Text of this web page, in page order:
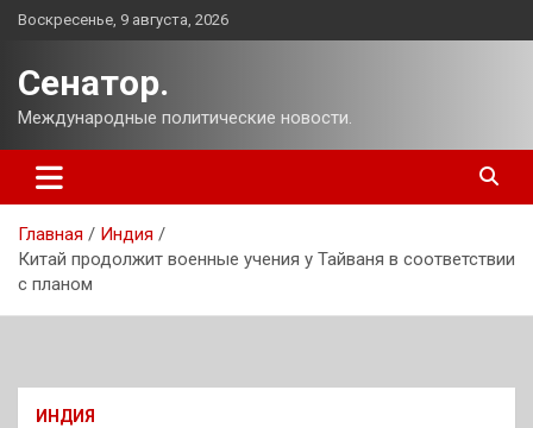
Перейти
Воскресенье, 9 августа, 2026
Сенатор.
Международные политические новости.
Главная
Индия
Китай продолжит военные учения у Тайваня в соответствии
с планом
ИНДИЯ